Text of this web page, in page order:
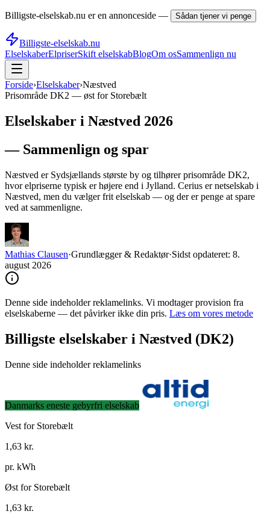
Billigste-elselskab.nu er en annonceside — Sådan tjener vi penge
Billigste-elselskab.nu
ElselskaberElpriserSkift elselskabBlogOm osSammenlign nu
Forside›Elselskaber›Næstved
Prisområde DK2 — øst for Storebælt
Elselskaber i Næstved 2026
— Sammenlign og spar
Næstved er Sydsjællands største by og tilhører prisområde DK2,
hvor elpriserne typisk er højere end i Jylland. Cerius er netselskab i
Næstved, men du vælger frit elselskab — og der er penge at spare
ved at sammenligne.
Mathias Clausen·Grundlægger & Redaktør·Sidst opdateret: 8.
august 2026
Denne side indeholder reklamelinks. Vi modtager provision fra
elselskaberne — det påvirker ikke din pris. Læs om vores metode
Billigste elselskaber i Næstved (DK2)
Denne side indeholder reklamelinks
Danmarks eneste gebyrfri elselskab
Vest for Storebælt
1,63 kr.
pr. kWh
Øst for Storebælt
1,63 kr.